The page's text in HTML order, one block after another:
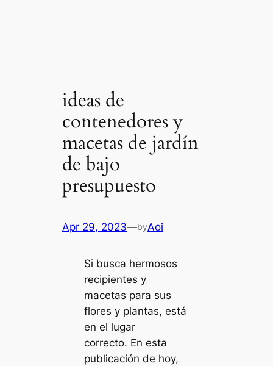
ideas de
contenedores y
macetas de jardín
de bajo
presupuesto
Apr 29, 2023—byAoi
Si busca hermosos
recipientes y
macetas para sus
flores y plantas, está
en el lugar
correcto. En esta
publicación de hoy,